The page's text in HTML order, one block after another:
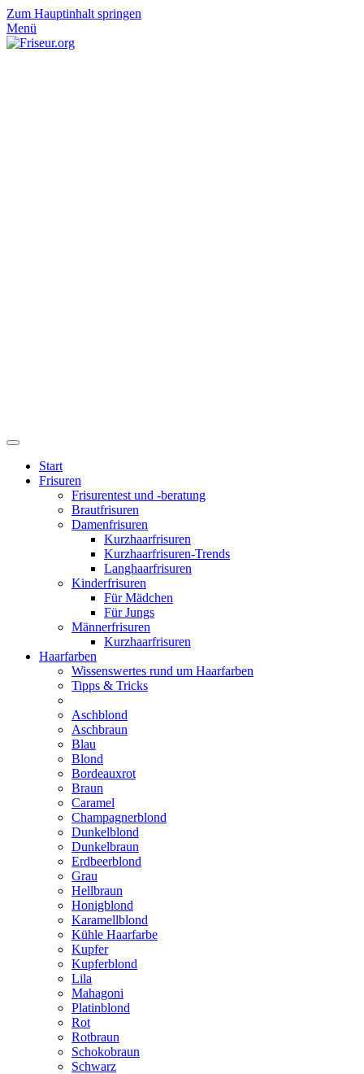
Zum Hauptinhalt springen
Menü
Start
Frisuren
Frisurentest und -beratung
Brautfrisuren
Damenfrisuren
Kurzhaarfrisuren
Kurzhaarfrisuren-Trends
Langhaarfrisuren
Kinderfrisuren
Für Mädchen
Für Jungs
Männerfrisuren
Kurzhaarfrisuren
Haarfarben
Wissenswertes rund um Haarfarben
Tipps & Tricks
Aschblond
Aschbraun
Blau
Blond
Bordeauxrot
Braun
Caramel
Champagnerblond
Dunkelblond
Dunkelbraun
Erdbeerblond
Grau
Hellbraun
Honigblond
Karamellblond
Kühle Haarfarbe
Kupfer
Kupferblond
Lila
Mahagoni
Platinblond
Rot
Rotbraun
Schokobraun
Schwarz